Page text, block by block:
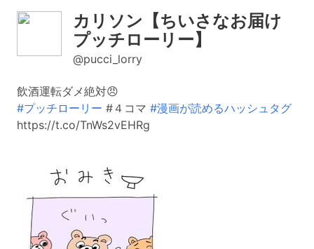
カリソン【ちいさなお届け
プッチローリー】
@pucci_lorry
飲酒運転ダメ絶対😠
#プッチローリー #４コマ #漫画が読めるハッシュタグ
https://t.co/TnWs2vEHRg